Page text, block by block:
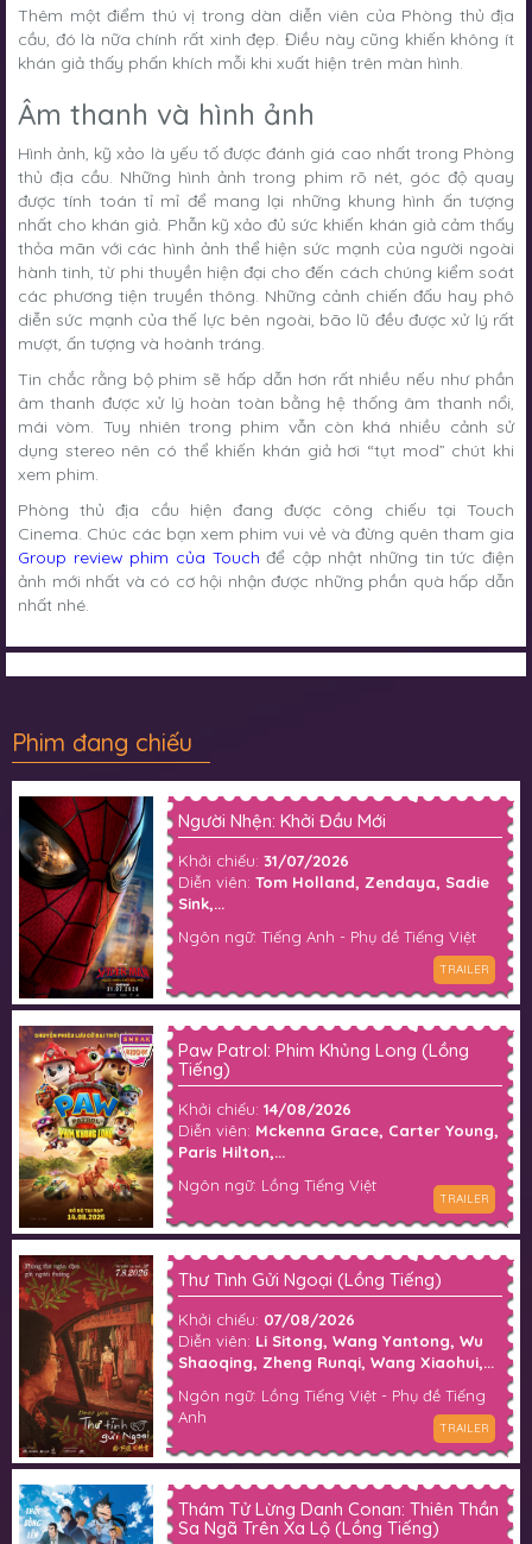
Thêm một điểm thú vị trong dàn diễn viên của Phòng thủ địa
cầu, đó là nữa chính rất xinh đẹp. Điều này cũng khiến không ít
khán giả thấy phấn khích mỗi khi xuất hiện trên màn hình.
Âm thanh và hình ảnh
Hình ảnh, kỹ xảo là yếu tố được đánh giá cao nhất trong Phòng
thủ địa cầu. Những hình ảnh trong phim rõ nét, góc độ quay
được tính toán tỉ mỉ để mang lại những khung hình ấn tượng
nhất cho khán giả. Phẫn kỹ xảo đủ sức khiến khán giả cảm thấy
thỏa mãn với các hình ảnh thể hiện sức mạnh của người ngoài
hành tinh, từ phi thuyền hiện đại cho đến cách chúng kiểm soát
các phương tiện truyền thông. Những cảnh chiến đấu hay phô
diễn sức mạnh của thế lực bên ngoài, bão lũ đều được xử lý rất
mượt, ấn tượng và hoành tráng.
Tin chắc rằng bộ phim sẽ hấp dẫn hơn rất nhiều nếu như phần
âm thanh được xử lý hoàn toàn bằng hệ thống âm thanh nổi,
mái vòm. Tuy nhiên trong phim vẫn còn khá nhiều cảnh sử
dụng stereo nên có thể khiến khán giả hơi “tụt mod” chút khi
xem phim.
Phòng thủ địa cầu hiện đang được công chiếu tại Touch
Cinema. Chúc các bạn xem phim vui vẻ và đừng quên tham gia
Group review phim của Touch để cập nhật những tin tức điện
ảnh mới nhất và có cơ hội nhận được những phần quà hấp dẫn
nhất nhé.
Phim đang chiếu
Người Nhện: Khởi Đầu Mới
Khởi chiếu: 31/07/2026
Diễn viên: Tom Holland, Zendaya, Sadie
Sink,...
Ngôn ngữ: Tiếng Anh - Phụ đề Tiếng Việt
TRAILER
Paw Patrol: Phim Khủng Long (Lồng
Tiếng)
Khởi chiếu: 14/08/2026
Diễn viên: Mckenna Grace, Carter Young,
Paris Hilton,...
Ngôn ngữ: Lồng Tiếng Việt
TRAILER
Thư Tình Gửi Ngoại (Lồng Tiếng)
Khởi chiếu: 07/08/2026
Diễn viên: Li Sitong, Wang Yantong, Wu
Shaoqing, Zheng Runqi, Wang Xiaohui,...
Ngôn ngữ: Lồng Tiếng Việt - Phụ đề Tiếng
Anh
TRAILER
Thám Tử Lừng Danh Conan: Thiên Thần
Sa Ngã Trên Xa Lộ (Lồng Tiếng)